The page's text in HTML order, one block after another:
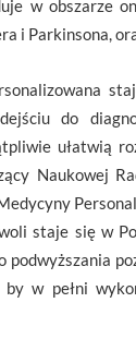
w obszarze
i Parkinsona,
do
ułatwią
Naukowej
staje się w
podwyższania
w pełni